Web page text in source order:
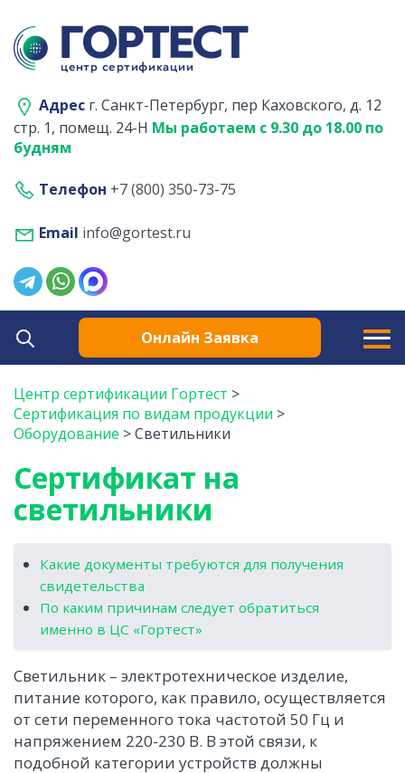
Адрес г. Санкт-Петербург, пер Каховского, д. 12
стр. 1, помещ. 24-Н Мы работаем с 9.30 до 18.00 по
будням
Телефон +7 (800) 350-73-75
Email info@gortest.ru
Онлайн Заявка
Центр сертификации Гортест >
Сертификация по видам продукции >
Оборудование >Светильники
Сертификат на
светильники
Какие документы требуются для получения
свидетельства
По каким причинам следует обратиться
именно в ЦС «Гортест»
Светильник – электротехническое изделие,
питание которого, как правило, осуществляется
от сети переменного тока частотой 50 Гц и
напряжением 220-230 В. В этой связи, к
подобной категории устройств должны